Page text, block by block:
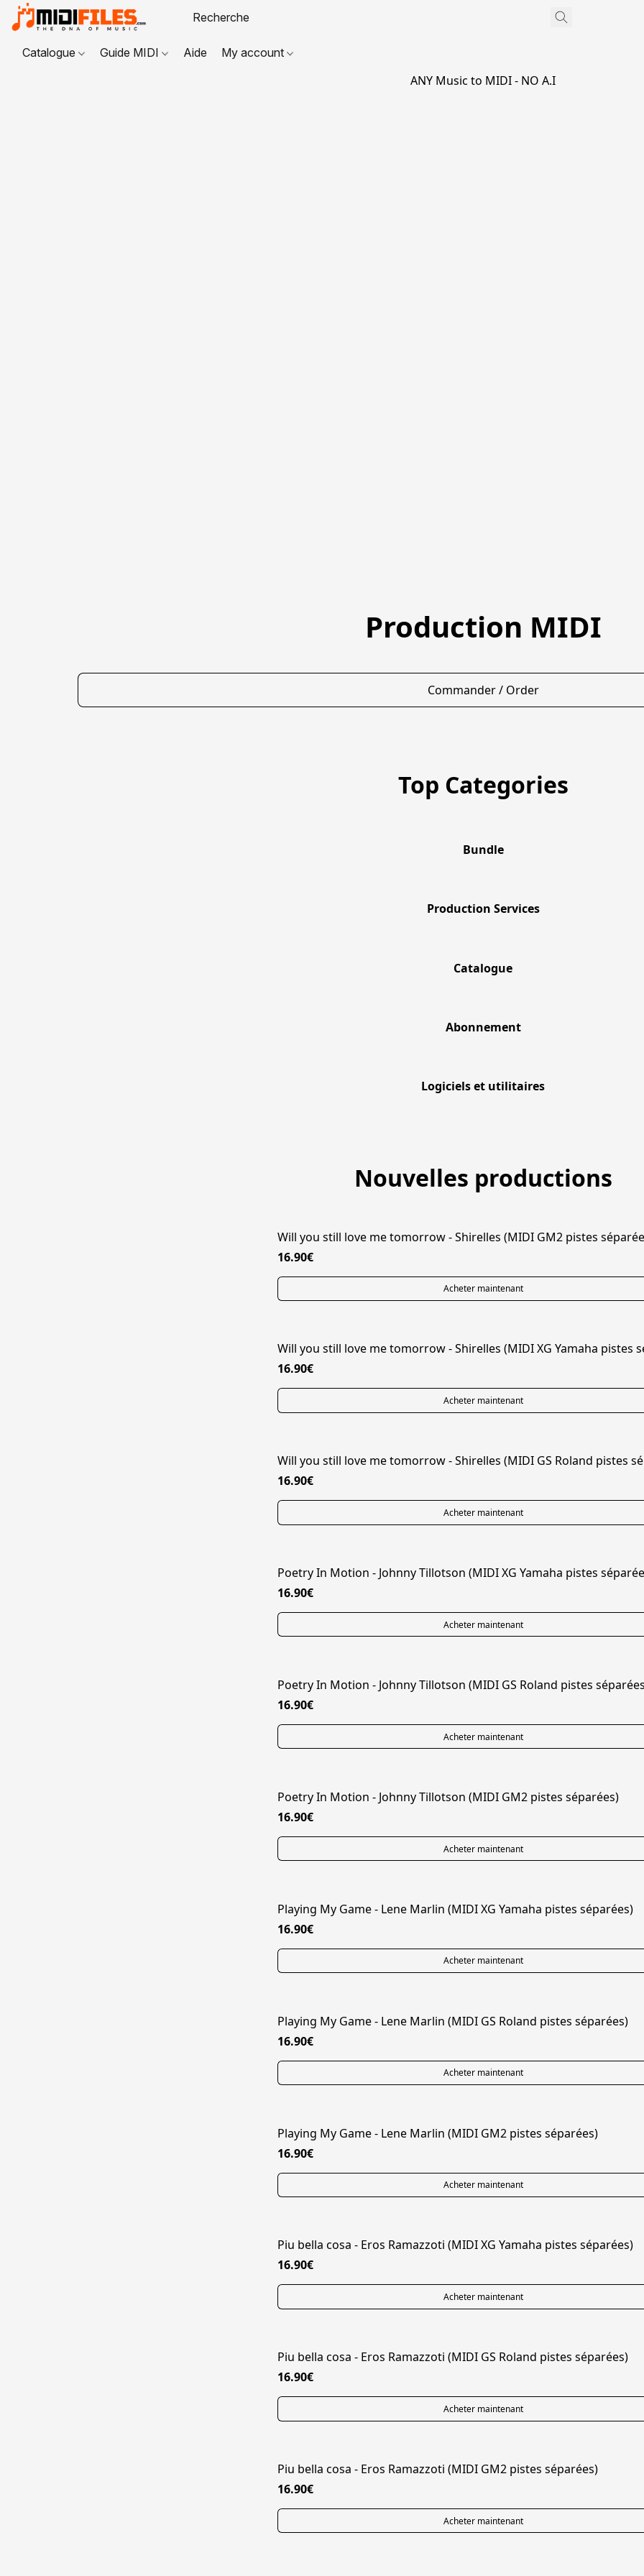
Catalogue Guide MIDI Aide My account
ANY Music to MIDI - NO A.I
Production MIDI
Commander / Order
Top Categories
Bundle
Production Services
Catalogue
Abonnement
Logiciels et utilitaires
Nouvelles productions
Will you still love me tomorrow - Shirelles (MIDI GM2 pistes
16.90€
Acheter maintenant
Will you still love me tomorrow - Shirelles (MIDI XG Yamaha pistes
16.90€
Acheter maintenant
Will you still love me tomorrow - Shirelles (MIDI GS Roland pistes
16.90€
Acheter maintenant
Poetry In Motion - Johnny Tillotson (MIDI XG Yamaha pistes
16.90€
Acheter maintenant
Poetry In Motion - Johnny Tillotson (MIDI GS Roland pistes
16.90€
Acheter maintenant
Poetry In Motion - Johnny Tillotson (MIDI GM2 pistes séparées)
16.90€
Acheter maintenant
Playing My Game - Lene Marlin (MIDI XG Yamaha pistes séparées)
16.90€
Acheter maintenant
Playing My Game - Lene Marlin (MIDI GS Roland pistes séparées)
16.90€
Acheter maintenant
Playing My Game - Lene Marlin (MIDI GM2 pistes séparées)
16.90€
Acheter maintenant
Piu bella cosa - Eros Ramazzoti (MIDI XG Yamaha pistes séparées)
16.90€
Acheter maintenant
Piu bella cosa - Eros Ramazzoti (MIDI GS Roland pistes séparées)
16.90€
Acheter maintenant
Piu bella cosa - Eros Ramazzoti (MIDI GM2 pistes séparées)
16.90€
Acheter maintenant